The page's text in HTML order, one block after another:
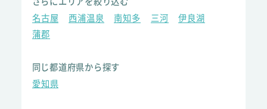
名古屋
西浦温泉 南知多 三河
伊良湖
蒲郡
同じ都道府県から探す
愛知県